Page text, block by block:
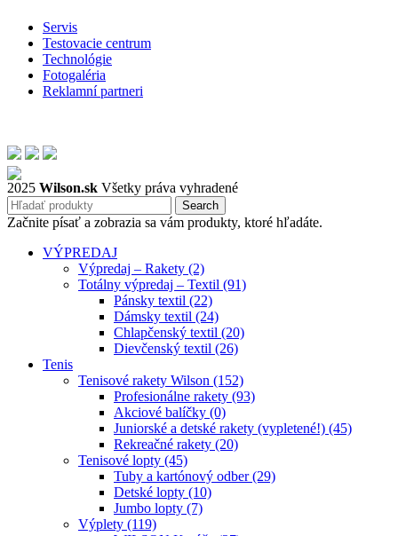
Servis
Testovacie centrum
Technológie
Fotogaléria
Reklamní partneri
2025 Wilson.sk Všetky práva vyhradené
Search
Začnite písať a zobrazia sa vám produkty, ktoré hľadáte.
VÝPREDAJ
Výpredaj – Rakety (2)
Totálny výpredaj – Textil (91)
Pánsky textil (22)
Dámsky textil (24)
Chlapčenský textil (20)
Dievčenský textil (26)
Tenis
Tenisové rakety Wilson (152)
Profesionálne rakety (93)
Akciové balíčky (0)
Juniorské a detské rakety (vypletené!) (45)
Rekreačné rakety (20)
Tenisové lopty (45)
Tuby a kartónový odber (29)
Detské lopty (10)
Jumbo lopty (7)
Výplety (119)